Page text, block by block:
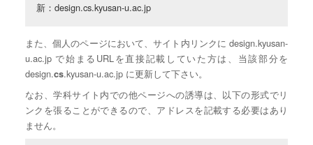
新：design.cs.kyusan-u.ac.jp
また、個人のページにおいて、サイト内リンクに design.kyusan-
u.ac.jp で始まるURLを直接記載していた方は、当該部分を
design.cs.kyusan-u.ac.jp に更新して下さい。
なお、学科サイト内での他ページへの誘導は、以下の形式でリ
ンクを張ることができるので、アドレスを記載する必要はあり
ません。